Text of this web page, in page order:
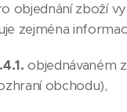
objednání zboží
zejména
objednávaném
obchodu),